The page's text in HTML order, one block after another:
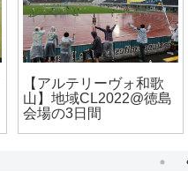
【アルテリーヴォ和歌
山/第5節】魂みせた選手
達vsSt.Andrew’s